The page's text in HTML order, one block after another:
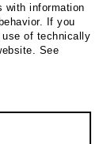
with information
If you
of technically
See